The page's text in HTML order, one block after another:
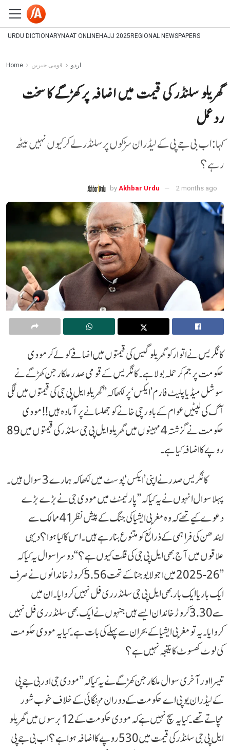
URDU DICTIONARYNAAT ONLINEHAJJ 2025 REGIONAL NEWSPAPERS
Home اردو قومی خبریں
گھریلو سلنڈر کی قیمت میں اضافہ پر کھڑگے کا سخت
ردعمل
کہا :اب بی جے پی کے لیڈران سڑکوں پر سلنڈر لے کر کیوں نہیں بیٹھ
رہے؟
by Akhbar Urdu 2 months ago
کانگریس نے اتوار کو گھریلو گیس کی قیمتوں میں اضافے کو لے کر مودی
حکومت پر جم کر حملہ بولا ہے۔ کانگریس کے قومی صدر ملکارجن کھڑگے نے
سوشل میڈیا پلیٹ فارم ’ایکس‘ پر لکھا کہ ’’گھریلو ایل پی جی کی قیمتوں میں لگی
آگ کی لپٹیں عوام کے باورچی خانے کو جھلسانے پر آمادہ ہیں!! مودی
حکومت نے گزشتہ 4 مہینوں میں گھریلو ایل پی جی سلنڈر کی قیمتوں میں 89
روپے کا اضافہ کیا ہے۔
کانگریس صدر نے اپنی ’ایکس‘ پوسٹ میں لکھا کہ ہمارے 3 سوال ہیں۔
پہلا سوال انہوں نے یہ کیا کہ ’’پارلیمنٹ میں مودی جی نے بڑے بڑے
دعوے کیے تھے کہ وہ مغربی ایشیا کی جنگ کے پیش نظر 41 ممالک سے
ایندھن کی فراہمی کے ذرائع کو متنوع بنا رہے ہیں۔ اس کا کیا ہوا؟ دیہی
علاقوں میں آج بھی ایل پی جی کی قلت کیوں ہے؟‘‘ دوسرا سوال یہ کیا کہ
’’26-2025 میں اجولا یوجنا کے تحت 5.56 کروڑ خاندانوں نے صرف
ایک بار یا ایک بار بھی ایل پی جی سلنڈر ری فل نہیں کروایا۔ ان میں
سے 3.30 کروڑ خاندان ایسے ہیں جنہوں نے ایک بھی سلنڈر ری فل نہیں
کروایا۔ یہ تو مغربی ایشیا کے بحران سے پہلے کی بات ہے۔ کیا یہ مودی حکومت
کی لوٹ کھسوٹ کا نتیجہ نہیں ہے؟
تیسرا اور آخری سوال ملکارجن کھڑگے نے یہ کیا کہ ’’مودی جی اور بی جے پی
کے لیڈران یو پی اے حکومت کے دوران مہنگائی کے خلاف خوب شور
مچاتے تھے۔ کیا یہ سچ نہیں ہے کہ مودی حکومت کے 12 برسوں میں گھریلو
ایل پی جی سلنڈر کی قیمت میں 530 روپے کا اضافہ ہوا ہے؟ اب بی جے پی